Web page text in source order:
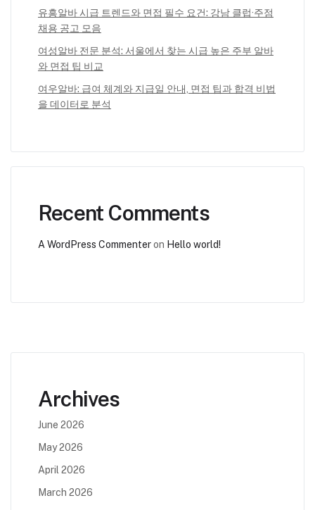
유흥알바 시급 트렌드와 면접 필수 요건: 강남 클럽·주점
채용 공고 모음
여성알바 전문 분석: 서울에서 찾는 시급 높은 주부 알바
와 면접 팁 비교
여우알바: 급여 체계와 지급일 안내, 면접 팁과 합격 비법
을 데이터로 분석
Recent Comments
A WordPress Commenteron Hello world!
Archives
June 2026
May 2026
April 2026
March 2026